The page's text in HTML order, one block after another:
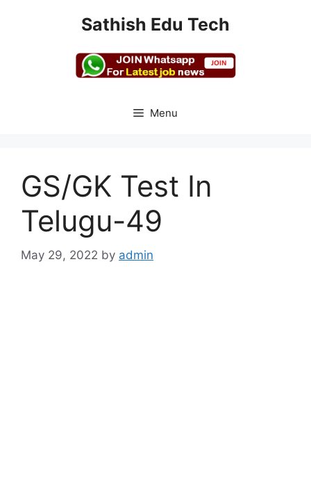
Sathish Edu Tech
Menu
GS/GK Test In
Telugu-49
May 29, 2022 by admin